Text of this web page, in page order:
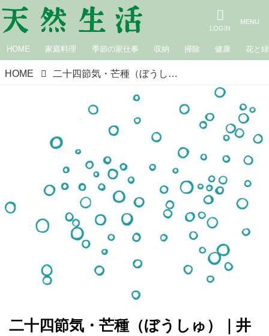
HOME 家庭料理 季節の家仕事 収納 掃除 健康 花と緑
HOME 二十四節気・芒種（ぼうしゅ）｜井上象英の暮らしのこよみ
二十四節気・芒種（ぼうしゅ）｜井